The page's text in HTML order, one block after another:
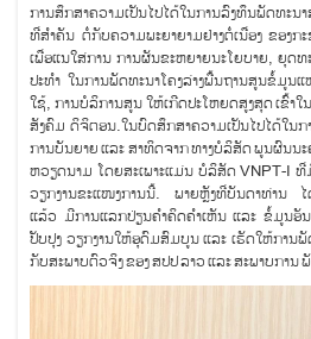
ການສຶກສາຄວາມເປັນໄປໄດ້ໃນການລົງທຶນພັດທະ
ທີ່​ສຳ​ຄັນ ​ຕໍ່ກັບ​ຄວາມ​ພະ​ຍາ​ຍາມ​ຢ່າງ​ຕໍ່​ເນື່ອງ ​ຂອງ​ກ
ເພື່ອແນໃສ່ການ​ ການຜັນຂະຫຍາຍນະໂຍບາຍ, ຍຸດ
ປະທໍາ ໃນການພັດທະນາໂຄງລ່າງພື້ນຖານສູນຂໍ້ມູນ
ໃຊ້, ການບໍລິການສູນ ໃຫ້ເກີດປະໂຫຍດສູງສຸດ ເຂົ້າ
ສັງຄົມ ດິຈິຕອນ.ໃນບົດສຶກສາຄວາມເປັນໄປໄດ້ໃນ
ການບັນຍາຍ ແລະ ສາທິດຈາກ ທາງບໍລິສັດ ພູນຜົນນ
ຫວຽດນາມ ໂດຍສະເພາະແມ່ນ ບໍລິສັດ VNPT-I
ວຽກງານຂະແໜງການນີ້. ພາຍຫຼັງທີ່ບັນດາທ່ານ ໄ
ແລ້ວ ມີການແລກປ່ຽນຄໍາຄິດຄໍາເຫັນ ແລະ ຂໍ້ມູນອັ
ປັບປຸງ ວຽກງານໃຫ້ອຸດົມສົມບູນ ແລະ ເຮັດໃຫ້ການ
ກັບສະພາບຕົວຈິງ ຂອງ ສປປ ລາວ ແລະ ສະພາບການ